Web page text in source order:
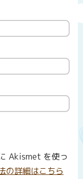
Akismet を使っ
の詳細はこちら